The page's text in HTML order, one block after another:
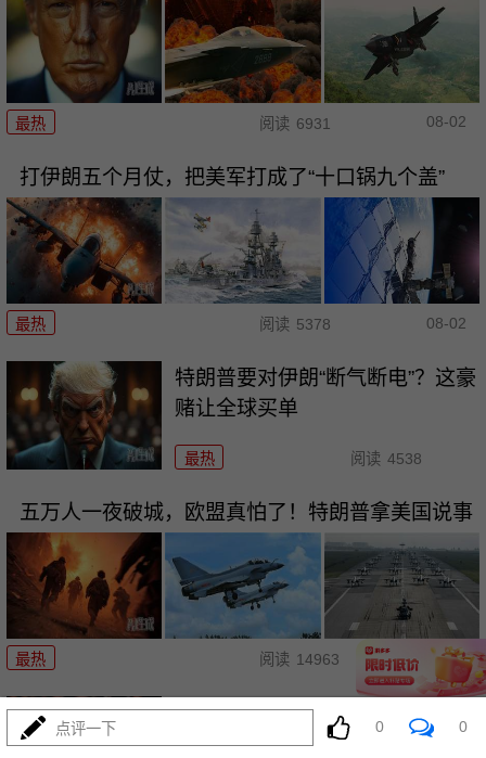
最热 阅读 6931 08-02
打伊朗五个月仗，把美军打成了“十口锅九个盖”
最热 阅读 5378 08-02
特朗普要对伊朗“断气断电”？这豪
赌让全球买单
最热 阅读 4538
五万人一夜破城，欧盟真怕了！特朗普拿美国说事
最热 阅读 14963 08-01
炸电厂锁死波斯湾！特朗普要对
伊朗下死手了？
点评一下 0 0